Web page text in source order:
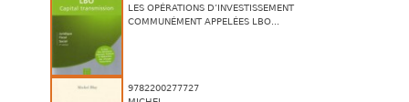
LES OPÉRATIONS D’INVESTISSEMENT
COMMUNÉMENT APPELÉES LBO...
9782200277727